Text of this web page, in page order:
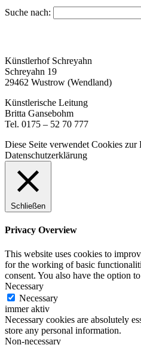
Suche nach:
Künstlerhof Schreyahn
Schreyahn 19
29462 Wustrow (Wendland)
Künstlerische Leitung
Britta Gansebohm
Tel. 0175 – 52 70 777
Diese Seite verwendet Cookies
Datenschutzerklärung
Schließen
Privacy Overview
This website uses cookies to
for the working of basic
consent. You also have the option
Necessary
Necessary
immer aktiv
Necessary cookies are absolutely
store any personal information.
Non-necessary